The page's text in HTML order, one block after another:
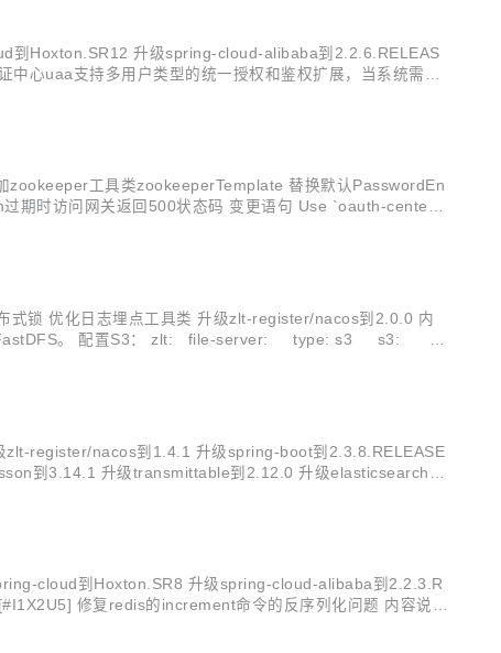
到Hoxton.SR12 升级spring-cloud-alibaba到2.2.6.RELEAS
心uaa支持多用户类型的统一授权和鉴权扩展，当系统需要
zookeeper工具类zookeeperTemplate 替换默认PasswordEn
期时访问网关返回500状态码 变更语句 Use `oauth-center`;
锁 优化日志埋点工具类 升级zlt-register/nacos到2.0.0 内
里的 FastDFS。 配置S3： zlt: file-server: type: s3 s3: a
zlt-register/nacos到1.4.1 升级spring-boot到2.3.8.RELEASE
到3.14.1 升级transmittable到2.12.0 升级elasticsearch到
cloud到Hoxton.SR8 升级spring-cloud-alibaba到2.2.3.R
修复redis的increment命令的反序列化问题 内容说明